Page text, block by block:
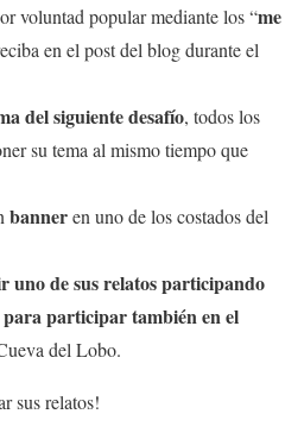
voluntad popular mediante los “me
en el post del blog durante el
del siguiente desafío, todos los
su tema al mismo tiempo que
banneren uno de los costados del
uno de sus relatos participando
participar también en el
del Lobo.
sus relatos!